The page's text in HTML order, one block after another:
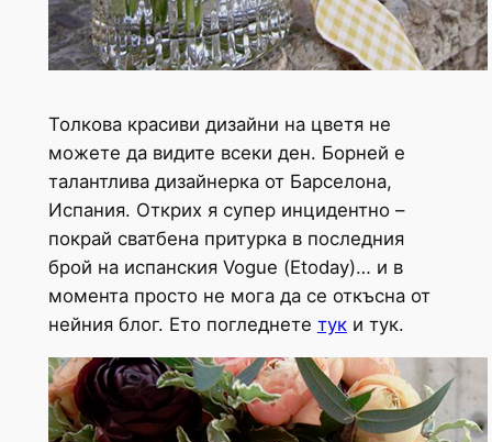
Толкова красиви дизайни на цветя не
можете да видите всеки ден. Борней е
талантлива дизайнерка от Барселона,
Испания. Открих я супер инцидентно –
покрай сватбена притурка в последния
брой на испанския Vogue (Еtoday)… и в
момента просто не мога да се откъсна от
нейния блог. Ето погледнете туки тук.